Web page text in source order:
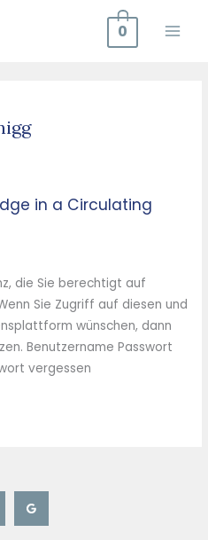
0
in a Circulating
die Sie berechtigt auf
Sie Zugriff auf diesen und
wünschen, dann
Benutzername Passwort
vergessen